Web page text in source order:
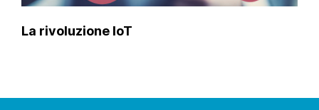
La rivoluzione IoT